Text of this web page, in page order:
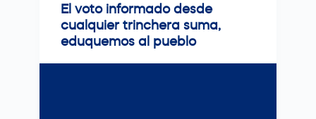
El voto informado desde
cualquier trinchera suma,
eduquemos al pueblo